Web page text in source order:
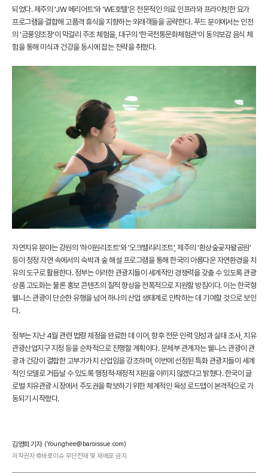
되었다. 제주의 'JW 메리어트'와 'WE호텔'은 전문적인 의료 인프라와 프라이빗한 요가
프로그램을 결합해 고품격 휴식을 지향하는 외래객들을 공략한다. 푸드 분야에서는 인천
의 '금풍양조장'이 막걸리 주조 체험을, 대구의 '한국전통문화체험관'이 동의보감 음식 체
험을 통해 미식과 건강을 동시에 잡는 전략을 취했다.
자연치유 분야는 강원의 '하이원리조트'와 '오크밸리리조트', 제주의 '환상숲곶자왈공원'
등이 청정 자연 속에서의 숙박과 숲 해설 프로그램을 통해 한국의 아름다운 자연환경을 치
유의 도구로 활용한다. 정부는 이러한 관광지들이 세계적인 경쟁력을 갖출 수 있도록 관광
상품 고도화는 물론 홍보 콘텐츠의 질적 향상을 전폭적으로 지원할 방침이다. 이는 한국형
웰니스 관광이 단순한 유행을 넘어 하나의 산업 생태계로 안착하는 데 기여할 것으로 보인
다.
정부는 지난 4월 관련 법령 제정을 완료한 데 이어, 향후 전문 인력 양성과 실태 조사, 치유
관광산업지구 지정 등을 순차적으로 진행할 계획이다. 문체부 관계자는 웰니스 관광이 관
광과 건강이 결합한 고부가가치 산업임을 강조하며, 이번에 선정된 특화 관광지들이 세계
적인 모델로 거듭날 수 있도록 행정적·재정적 지원을 아끼지 않겠다고 밝혔다. 한국이 글
로벌 치유관광 시장에서 주도권을 확보하기 위한 체계적인 육성 로드맵이 본격적으로 가
동되기 시작했다.
김영희 기자 (Younghee@baroissue.com)
저작권자 ©바로이슈 무단전재 및 재배포 금지